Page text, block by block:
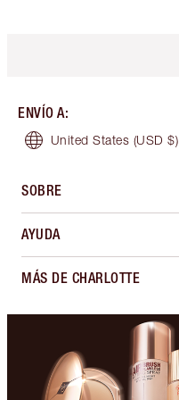
ENVÍO A:
United States (USD $)
SOBRE
AYUDA
MÁS DE CHARLOTTE